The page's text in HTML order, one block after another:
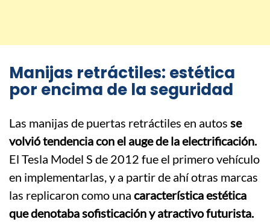
Manijas retráctiles: estética
por encima de la seguridad
Las manijas de puertas retráctiles en autos se
volvió tendencia con el auge de la electrificación.
El Tesla Model S de 2012 fue el primero vehículo
en implementarlas, y a partir de ahí otras marcas
las replicaron como una característica estética
que denotaba sofisticación y atractivo futurista.